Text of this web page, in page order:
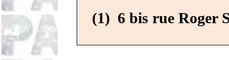
(1) 6 bis rue Roger